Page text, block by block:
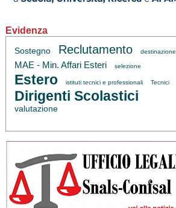
Evidenza
Sostegno Reclutamento destinazione
MAE - Min. Affari Esteri selezione
Estero istituti tecnici e professionali Tecnici
Dirigenti Scolastici
valutazione